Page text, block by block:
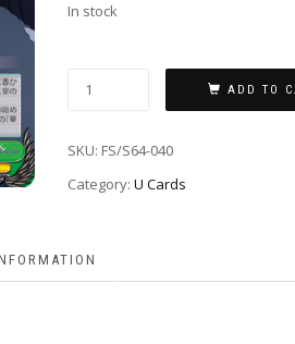
In stock
ADD TO
SKU: FS/S64-040
Category: U Cards